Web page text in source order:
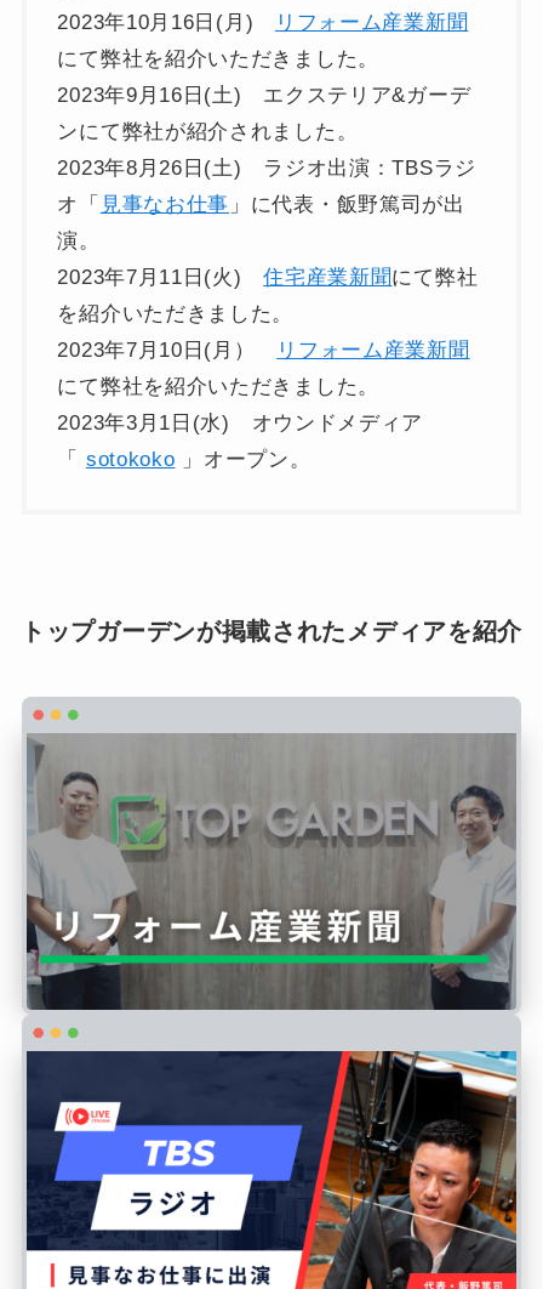
2023年10月16日(月)
リフォーム産業新聞
にて弊社を紹介いただきました。
2023年9月16日(土) エクステリア&ガーデ
ンにて弊社が紹介されました。
2023年8月26日(土) ラジオ出演：TBSラジ
オ「 見事なお仕事 」に代表・飯野篤司が出
演。
2023年7月11日(火)住宅産業新聞にて弊社
を紹介いただきました。
2023年7月10日(月）
リフォーム産業新聞
にて弊社を紹介いただきました。
2023年3月1日(水) オウンドメディア
「 sotokoko 」オープン。
トップガーデンが掲載されたメディアを紹介